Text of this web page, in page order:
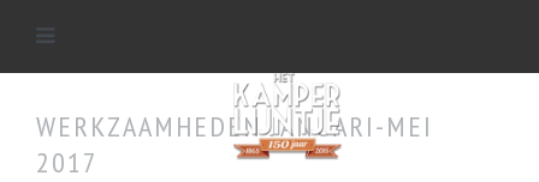
WERKZAAMHEDEN JANUARI-MEI
2017